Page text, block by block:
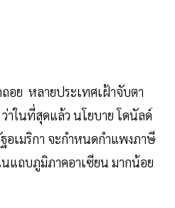
อย หลายประเทศเฝ้าจับตา
าในที่สุดแล้ว นโยบาย โดนัลด์
อเมริกา จะกำหนดกำแพงภาษี
แถบภูมิภาคอาเซียน มากน้อย